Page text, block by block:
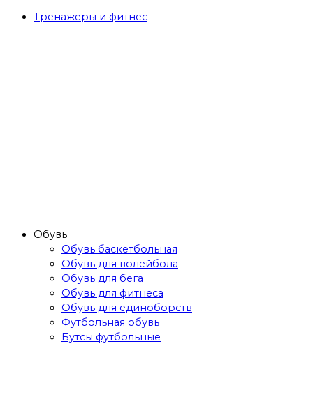
Тренажёры и фитнес
Обувь
Обувь баскетбольная
Обувь для волейбола
Обувь для бега
Обувь для фитнеса
Обувь для единоборств
Футбольная обувь
Бутсы футбольные